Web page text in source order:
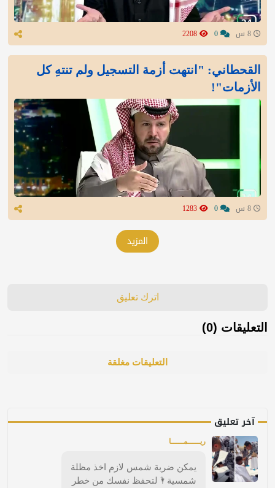
القحطاني: "انتهت أزمة التسجيل ولم تنتهِ كل
الأزمات"!
المزيد
اترك تعليق
التعليقات (0)
التعليقات مغلقة
آخر تعليق
ريـــــمـــــا
يمكن ضربة شمس لازم اخذ مظلة
شمسية🌂لتحفظ نفسك من خطر